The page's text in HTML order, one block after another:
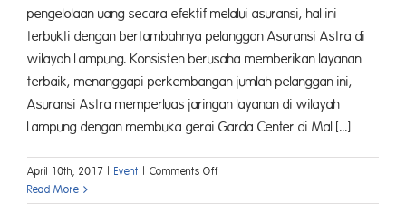
pengelolaan uang secara efektif melalui asuransi, hal ini
terbukti dengan bertambahnya pelanggan Asuransi Astra di
wilayah Lampung. Konsisten berusaha memberikan layanan
terbaik, menanggapi perkembangan jumlah pelanggan ini,
Asuransi Astra memperluas jaringan layanan di wilayah
Lampung dengan membuka gerai Garda Center di Mal [...]
April 10th, 2017 | Event | Comments Offon
Astra
Read More